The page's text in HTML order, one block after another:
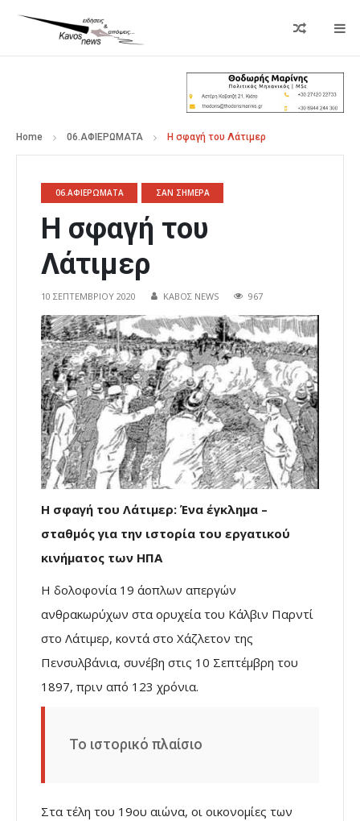
Home 06.ΑΦΙΕΡΩΜΑΤΑ Η σφαγή του Λάτιμερ
06.ΑΦΙΕΡΩΜΑΤΑ ΣΑΝ ΣΗΜΕΡΑ
Η σφαγή του
Λάτιμερ
10 ΣΕΠΤΕΜΒΡΊΟΥ 2020 ΚΑΒΟΣ NEWS 967
Η σφαγή του Λάτιμερ: Ένα έγκλημα –
σταθμός για την ιστορία του εργατικού
κινήματος των ΗΠΑ
Η δολοφονία 19 άοπλων απεργών
ανθρακωρύχων στα ορυχεία του Κάλβιν Παρντί
στο Λάτιμερ, κοντά στο Χάζλετον της
Πενσυλβάνια, συνέβη στις 10 Σεπτέμβρη του
1897, πριν από 123 χρόνια.
Το ιστορικό πλαίσιο
Στα τέλη του 19ου αιώνα, οι οικονομίες των